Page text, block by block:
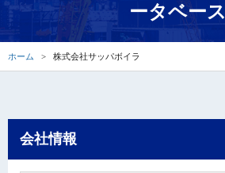
ータベース
ホーム 株式会社サッパボイラ
会社情報